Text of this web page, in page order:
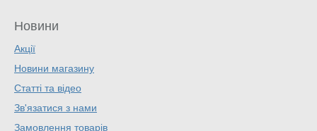
Новини
Акції
Новини магазину
Статті та відео
Зв'язатися з нами
Замовлення товарів